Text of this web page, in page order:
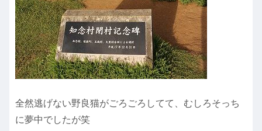
全然逃げない野良猫がごろごろしてて、むしろそっち
に夢中でしたが笑